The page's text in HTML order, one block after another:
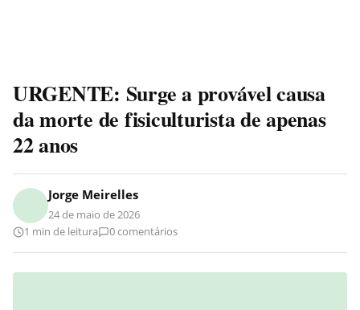
URGENTE: Surge a provável causa
da morte de fisiculturista de apenas
22 anos
Jorge Meirelles
24 de maio de 2026
1 min de leitura
0 comentários